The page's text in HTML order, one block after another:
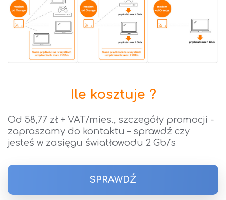
Ile kosztuje ?
Od 58,77 zł + VAT/mies., szczegóły promocji -
zapraszamy do kontaktu – sprawdź czy
jesteś w zasięgu światłowodu 2 Gb/s
SPRAWDŹ